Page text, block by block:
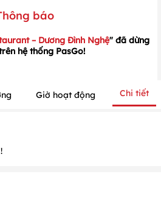
báo
– Dương Đình Nghệ" đã dừng
hệ thống PasGo!
Giờ hoạt động Chi tiết